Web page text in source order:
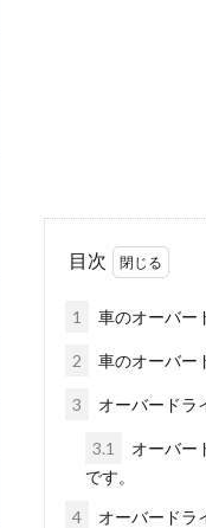
目次
1 車のオーバー
2 車のオーバー
3 オーバードラ
3.1
オーバー
です。
4
オーバードラ